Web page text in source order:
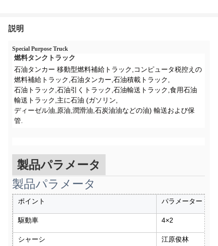
説明
Special Purpose Truck
燃料タンクトラック
石油タンカー 移動型燃料補給トラック,コンピュータ税控えの
燃料補給トラック,石油タンカー,石油積載トラック,
石油トラック,石油引くトラック,石油輸送トラック,食用石油
輸送トラック,主に石油 (ガソリン,
ディーゼル油,原油,潤滑油,石炭油油などの油) 輸送および保
管.
製品パラメータ
製品パラメータ
ポイント パラメーター
駆動車 4×2
シャーシ 江原俊林